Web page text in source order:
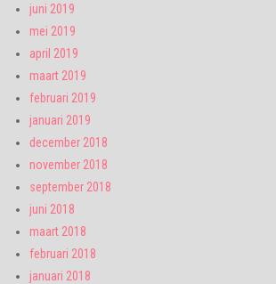
juni 2019
mei 2019
april 2019
maart 2019
februari 2019
januari 2019
december 2018
november 2018
september 2018
juni 2018
maart 2018
februari 2018
januari 2018